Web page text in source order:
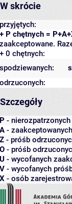
W skrócie
przyjętych:
+ P chętnych =
zaakceptowane.
+ 0 chętnych:
spodziewanych:
odrzuconych:
Szczegóły
P -
A -
Z - próśb
O - próśb
U - wycofanych
V - wycofanych
X - osób